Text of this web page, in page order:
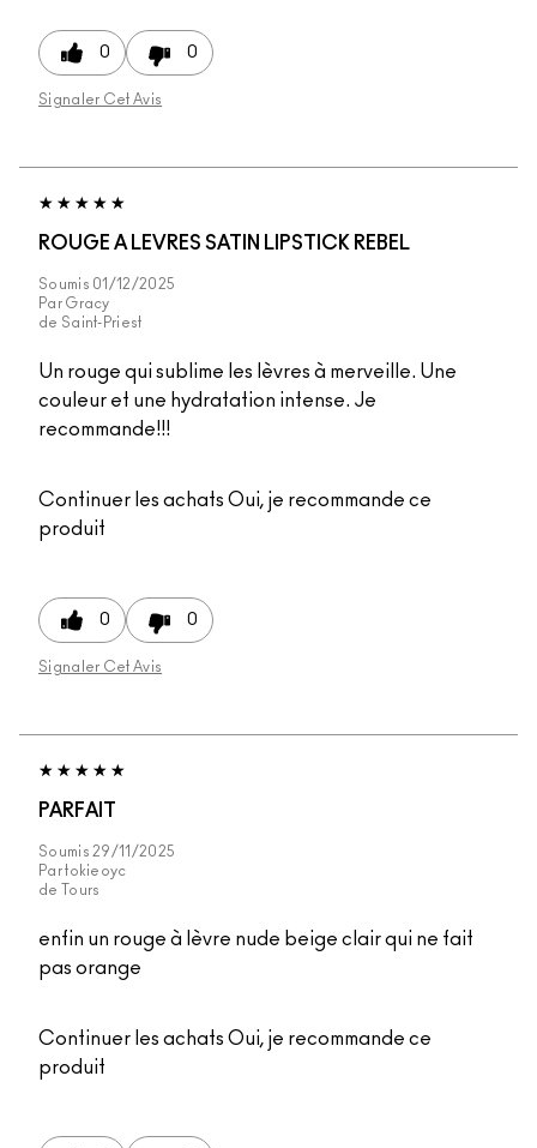
0 0
Signaler Cet Avis
ROUGE A LEVRES SATIN LIPSTICK REBEL
Soumis 01/12/2025
Par Gracy
de Saint-Priest
Un rouge qui sublime les lèvres à merveille. Une
couleur et une hydratation intense. Je
recommande!!!
Continuer les achats Oui, je recommande ce
produit
0 0
Signaler Cet Avis
PARFAIT
Soumis 29/11/2025
Partokieoyc
de
Tours
enfin un rouge à lèvre nude beige clair qui ne fait
pas orange
Continuer les achats Oui, je recommande ce
produit